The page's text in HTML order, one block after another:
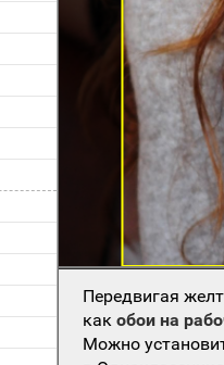
Передвигая
какобои на
Можно